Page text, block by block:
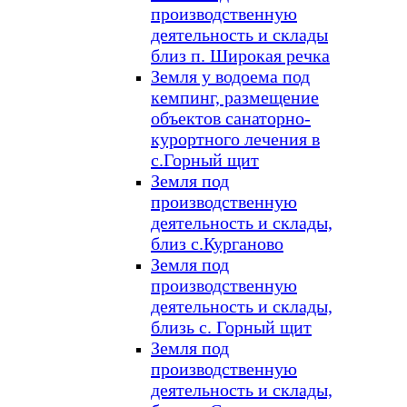
производственную
деятельность и склады
близ п. Широкая речка
Земля у водоема под
кемпинг, размещение
объектов санаторно-
курортного лечения в
с.Горный щит
Земля под
производственную
деятельность и склады,
близ с.Курганово
Земля под
производственную
деятельность и склады,
близь с. Горный щит
Земля под
производственную
деятельность и склады,